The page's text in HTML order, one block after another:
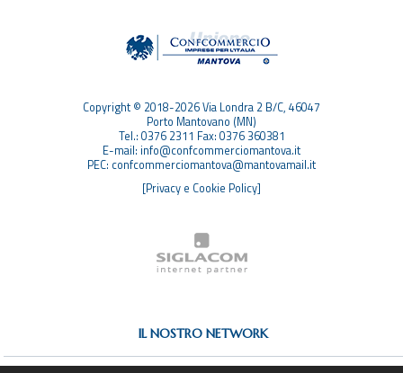
Copyright © 2018-2026 Via Londra 2 B/C, 46047
Porto Mantovano (MN)
Tel.: 0376 2311 Fax: 0376 360381
E-mail: info@confcommerciomantova.it
PEC: confcommerciomantova@mantovamail.it
[Privacy e Cookie Policy]
IL NOSTRO NETWORK